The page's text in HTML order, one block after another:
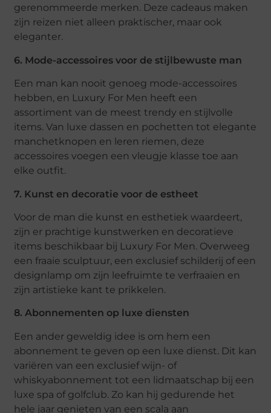
gerenommeerde merken. Deze cadeaus maken
zijn reizen niet alleen praktischer, maar ook
eleganter.
6. Mode-accessoires voor de stijlbewuste man
Een man kan nooit genoeg mode-accessoires
hebben, en Luxury For Men heeft een
assortiment van de meest trendy en stijlvolle
items. Van luxe dassen en pochetten tot elegante
manchetknopen en leren riemen, deze
accessoires voegen een vleugje klasse toe aan
elke outfit.
7. Kunst en decoratie voor de estheet
Voor de man die kunst en esthetiek waardeert,
zijn er prachtige kunstwerken en decoratieve
items beschikbaar bij Luxury For Men. Overweeg
een fraaie sculptuur, een exclusief schilderij of een
designlamp om zijn leefruimte te verfraaien en
zijn artistieke kant te prikkelen.
8. Abonnementen op luxe diensten
Een ander geweldig idee is om hem een
abonnement te geven op een luxe dienst. Dit kan
variëren van een exclusief wijn- of
whiskyabonnement tot een lidmaatschap bij een
luxe spa of golfclub. Zo kan hij gedurende het
hele jaar genieten van een scala aan